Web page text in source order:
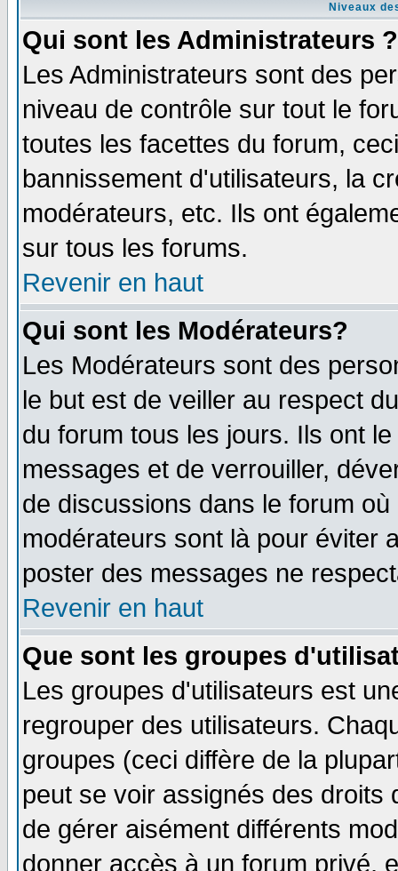
Niveaux
Qui sont les Administrateurs ?
Les Administrateurs sont des
niveau de contrôle sur tout le
toutes les facettes du forum,
bannissement d'utilisateurs, la
modérateurs, etc. Ils ont
sur tous les forums.
Revenir en haut
Qui sont les Modérateurs?
Les Modérateurs sont des
le but est de veiller au respect
du forum tous les jours. Ils ont
messages et de verrouiller,
de discussions dans le forum
modérateurs sont là pour éviter
poster des messages ne
Revenir en haut
Que sont les groupes
Les groupes d'utilisateurs est
regrouper des utilisateurs.
groupes (ceci diffère de la
peut se voir assignés des
de gérer aisément différents
donner accès à un forum privé,